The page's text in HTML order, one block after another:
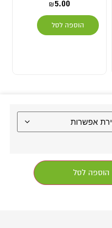
הוספה לסל
הוספה לסל